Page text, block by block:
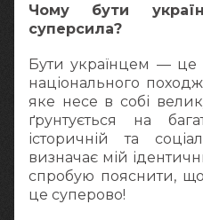
Чому бути
суперсила?
Бути українцем —
національного
яке несе в собі
ґрунтується на
історичній та
визначає мій
спробую пояснити,
це суперово!